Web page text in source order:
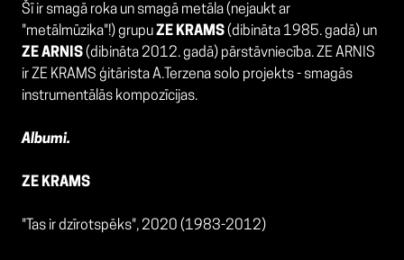
Šī ir smagā roka un smagā metāla (nejaukt ar
"metālmūzika"!) grupuZE KRAMS(dibināta 1985. gadā) un
ZE ARNIS(dibināta 2012. gadā) pārstāvniecība. ZE ARNIS
ir ZE KRAMS ģitārista A.Terzena solo projekts - smagās
instrumentālās kompozīcijas.
Albumi.
ZE KRAMS
"Tas ir dzīrotspēks", 2020 (1983-2012)